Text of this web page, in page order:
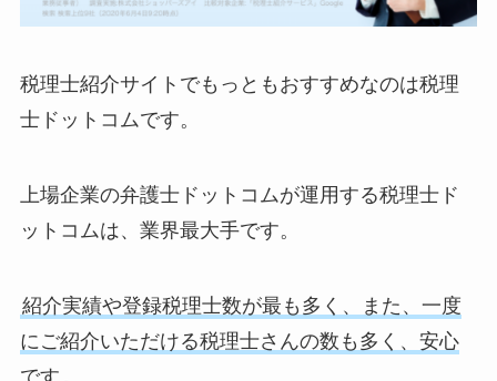
税理士紹介サイトでもっともおすすめなのは税理
士ドットコムです。
上場企業の弁護士ドットコムが運用する税理士ド
ットコムは、業界最大手です。
紹介実績や登録税理士数が最も多く、また、一度
にご紹介いただける税理士さんの数も多く、安心
です 。